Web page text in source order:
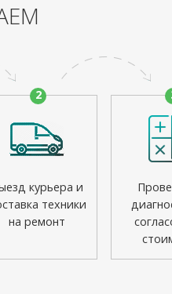
2
курьера и
техники
на ремонт